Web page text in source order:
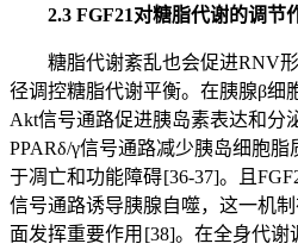
2.3 FGF21对糖脂代谢的调节
糖脂代谢紊乱也会促进RNV
径调控糖脂代谢平衡。在胰腺β细
Akt信号通路促进胰岛素表达和分
PPARδ/γ信号通路减少胰岛细胞
于凋亡和功能障碍 [36-37]。且
信号通路诱导胰腺自噬，这一机
面发挥重要作用 [38]。在全身代